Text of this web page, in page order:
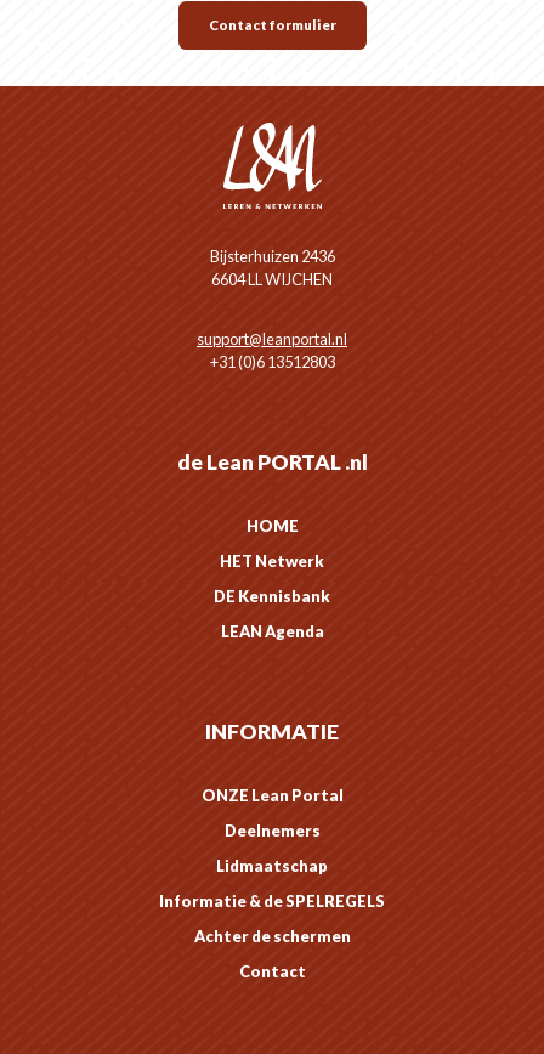
Contact formulier
Bijsterhuizen 2436
6604 LL WIJCHEN
support@leanportal.nl
+31 (0)6 13512803
de Lean PORTAL .nl
HOME
HET Netwerk
DE Kennisbank
LEAN Agenda
INFORMATIE
ONZE Lean Portal
Deelnemers
Lidmaatschap
Informatie & de SPELREGELS
Achter de schermen
Contact